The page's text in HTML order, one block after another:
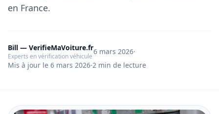
en France.
Bill — VerifieMaVoiture.fr
Experts en vérification véhicule
6 mars 2026·
Mis à jour le 6 mars 2026·2 min de lecture